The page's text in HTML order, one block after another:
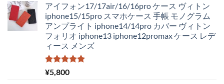
価
格
は
¥4,250
で
し
の
価
格
は
アイフォン17/17air/16/16pro ケース ヴィトン
iphone15/15pro スマホケース 手帳 モノグラム
アンプライト iphone14/14pro カバー ヴィトン
フォリオ iphone13 iphone12promax ケース レデ
ィース メンズ
5段階中
5.00
¥5,800